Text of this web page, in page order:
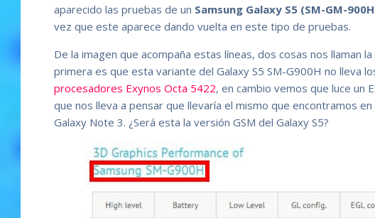
aparecido las pruebas de un Samsung Galaxy S5 (SM-GM-
vez que este aparece dando vuelta en este tipo de pruebas.
De la imagen que acompaña estas líneas, dos cosas nos llaman
primera es que esta variante del Galaxy S5 SM-G900H no lleva
procesadores Exynos Octa 5422, en cambio vemos que luce un
que nos lleva a pensar que llevaría el mismo que encontramos
Galaxy Note 3. ¿Será esta la versión GSM del Galaxy S5?